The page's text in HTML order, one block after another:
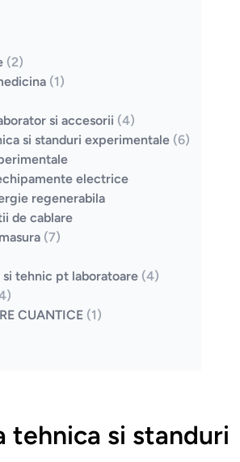
(2)
(1)
si accesorii (4)
si standuri experimentale (6)
electrice
regenerabila
de cablare
(7)
tehnic pt laboratoare (4)
CUANTICE (1)
tehnica si standuri